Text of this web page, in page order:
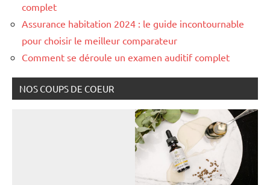
complet
Assurance habitation 2024 : le guide incontournable
pour choisir le meilleur comparateur
Comment se déroule un examen auditif complet
NOS COUPS DE COEUR